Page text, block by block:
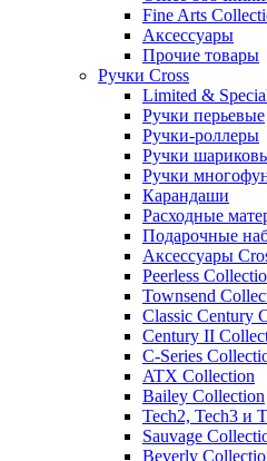
Fine Arts
Аксессуары
Прочие товары
Ручки Cross
Limited &
Ручки перьевые
Ручки-роллеры
Ручки
Ручки
Карандаши
Расходные
Подарочные
Аксессуары
Peerless
Townsend
Classic Century
Century II
C-Series
ATX Collection
Bailey Collection
Tech2, Tech3 и
Sauvage
Beverly